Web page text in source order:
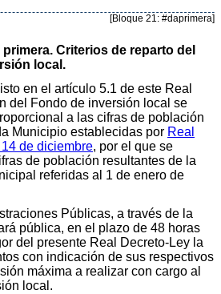
[Bloque 21: #daprimera]
Criterios de reparto del
local.
en el artículo 5.1 de este Real
del Fondo de inversión local se
a las cifras de población
Municipio establecidas por Real
de diciembre, por el que se
de población resultantes de la
referidas al 1 de enero de
Públicas, a través de la
pública, en el plazo de 48 horas
del presente Real Decreto-Ley la
con indicación de sus respectivos
máxima a realizar con cargo al
local.